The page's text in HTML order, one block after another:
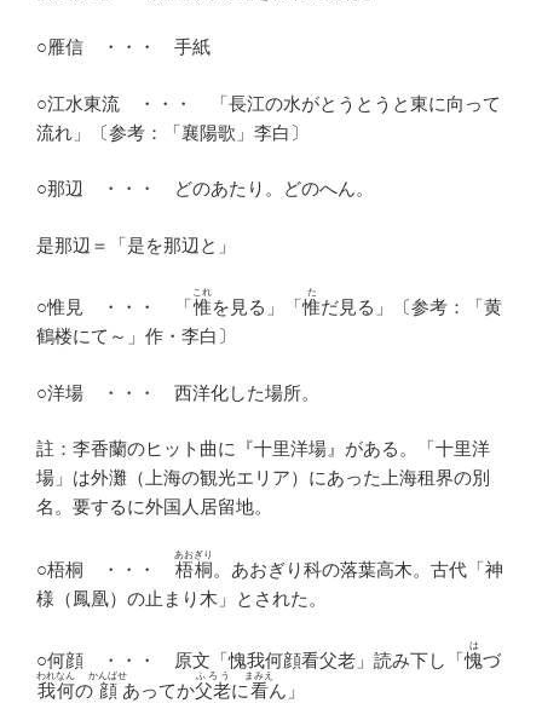
○雁信 ・・・ 手紙
○江水東流 ・・・ 「長江の水がとうとうと東に向って
流れ」〔参考：「襄陽歌」李白〕
○那辺 ・・・ どのあたり。どのへん。
是那辺＝「是を那辺と」
○惟見 ・・・ 「 惟
これ
を見る」「惟
た
だ見る」〔参考：「黄
鶴楼にて～」作・李白〕
○洋場 ・・・ 西洋化した場所。
註：李香蘭のヒット曲に『十里洋場』がある。「十里洋
場」は外灘（上海の観光エリア）にあった上海租界の別
名。要するに外国人居留地。
○梧桐 ・・・ 梧桐
あおぎり
。あおぎり科の落葉高木。古代「神
様（鳳凰）の止まり木」とされた。
○何顔 ・・・ 原文「愧我何顔看父老」読み下し「愧
は
づ
我何
われなん
の 顔
かんばせ
あってか父老
ふろう
に看
まみえ
ん」